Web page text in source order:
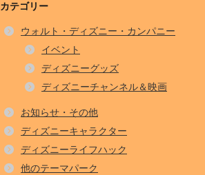
カテゴリー
ウォルト・ディズニー・カンパニー
イベント
ディズニーグッズ
ディズニーチャンネル＆映画
お知らせ・その他
ディズニーキャラクター
ディズニーライフハック
他のテーマパーク